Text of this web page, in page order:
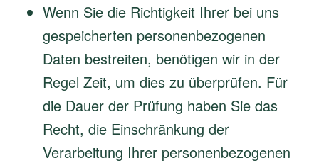
Wenn Sie die Richtigkeit Ihrer bei uns
gespeicherten personenbezogenen
Daten bestreiten, benötigen wir in der
Regel Zeit, um dies zu überprüfen. Für
die Dauer der Prüfung haben Sie das
Recht, die Einschränkung der
Verarbeitung Ihrer personenbezogenen